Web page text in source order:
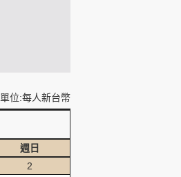
單位:每人新台幣
週日
2